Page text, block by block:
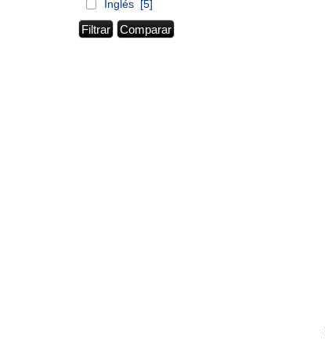
Inglés [5]